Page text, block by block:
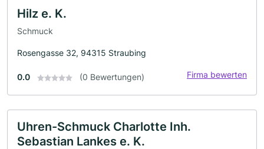
Hilz e. K.
Schmuck
Rosengasse 32, 94315 Straubing
0.0 (0 Bewertungen) Firma bewerten
Uhren-Schmuck Charlotte Inh.
Sebastian Lankes e. K.